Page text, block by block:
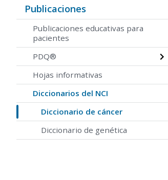
Publicaciones
Publicaciones educativas para
pacientes
PDQ®
Hojas informativas
Diccionarios del NCI
Diccionario de cáncer
Diccionario de genética